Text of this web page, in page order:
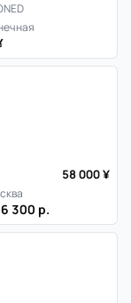
58 000 ¥
300 р.